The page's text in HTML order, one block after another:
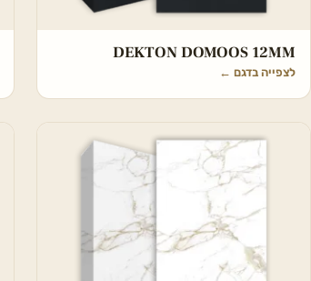
DEKTON DOMOOS 12MM
לצפייה בדגם ←